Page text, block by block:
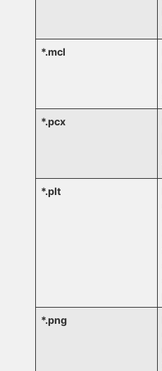
*.mcl
*.pcx
*.plt
*.png